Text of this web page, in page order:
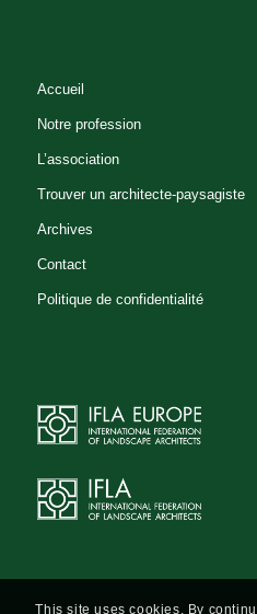
Bureau
Liban
Gaëtan
Accueil
Notre profession
L’association
Trouver un architecte-paysagiste
Archives
Contact
Politique de confidentialité
This site uses cookies. By